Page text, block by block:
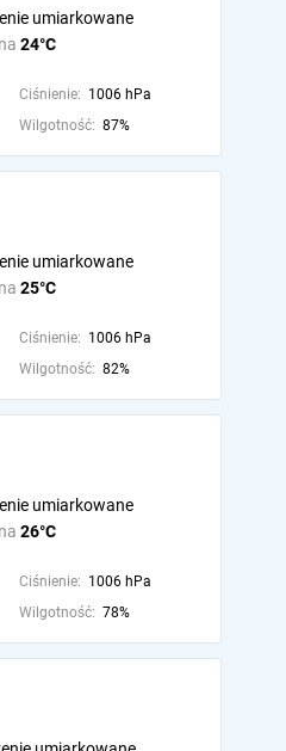
24°C
umiarkowane
Ciśnienie: 1006 hPa
Wilgotność: 87%
25°C
umiarkowane
Ciśnienie: 1006 hPa
Wilgotność: 82%
26°C
umiarkowane
Ciśnienie: 1006 hPa
Wilgotność: 78%